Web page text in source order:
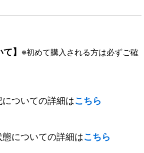
】 ※初めて購入される方は必ずご確
ついての詳細はこちら
についての詳細はこちら